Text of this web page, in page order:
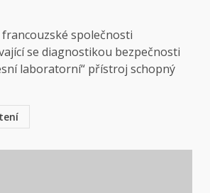
společnosti
se diagnostikou bezpečnosti
laboratorní“ přístroj schopný